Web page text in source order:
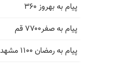
پیام به بهروز ۳۶۰
پیام به صفر۷۷۰۰ قم
پیام به رمضان ۱۱۰۰ مشهد